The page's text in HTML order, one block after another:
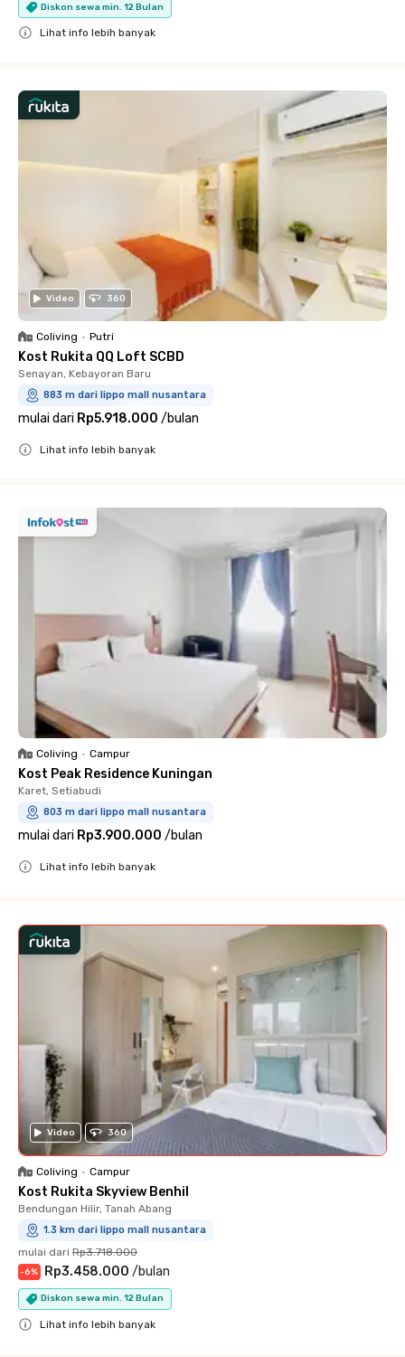
Diskon sewa min. 12 Bulan
Lihat info lebih banyak
Video 360
Coliving • Putri
Kost Rukita QQ Loft SCBD
Senayan, Kebayoran Baru
883 m dari lippo mall nusantara
mulai dari Rp5.918.000 /bulan
Lihat info lebih banyak
Coliving • Campur
Kost Peak Residence Kuningan
Karet, Setiabudi
803 m dari lippo mall nusantara
mulai dari Rp3.900.000 /bulan
Lihat info lebih banyak
Video 360
Coliving • Campur
Kost Rukita Skyview Benhil
Bendungan Hilir, Tanah Abang
1.3 km dari lippo mall nusantara
mulai dari Rp3.718.000
-6% Rp3.458.000 /bulan
Diskon sewa min. 12 Bulan
Lihat info lebih banyak